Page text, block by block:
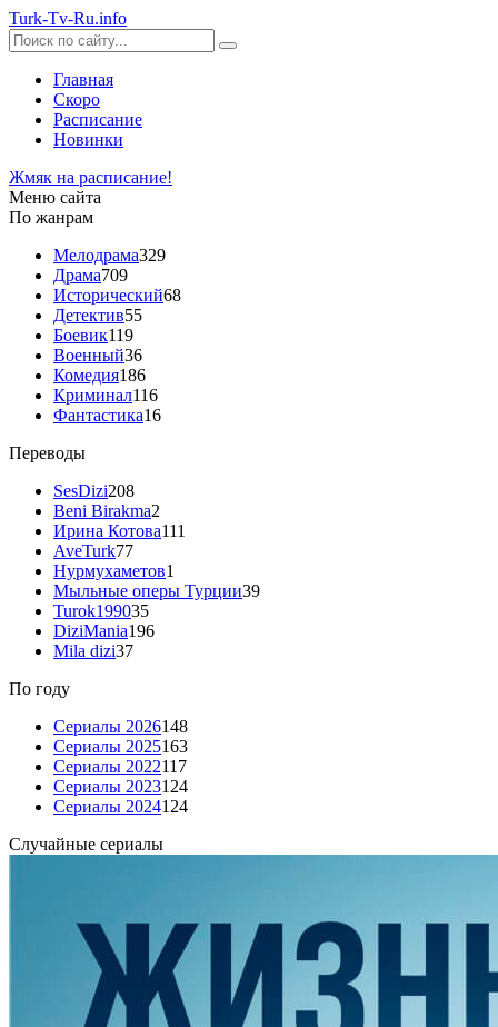
Turk-Tv-Ru.info
Главная
Скоро
Расписание
Новинки
Жмяк на расписание!
Меню сайта
По жанрам
Мелодрама329
Драма709
Исторический68
Детектив55
Боевик119
Военный36
Комедия186
Криминал116
Фантастика16
Переводы
SesDizi208
Beni Birakma2
Ирина Котова111
AveTurk77
Нурмухаметов1
Мыльные оперы Турции39
Turok199035
DiziMania196
Mila dizi37
По году
Сериалы 2026148
Сериалы 2025163
Сериалы 2022117
Сериалы 2023124
Сериалы 2024124
Случайные сериалы